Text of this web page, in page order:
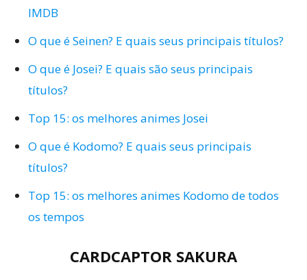
IMDB
O que é Seinen? E quais seus principais títulos?
O que é Josei? E quais são seus principais
títulos?
Top 15: os melhores animes Josei
O que é Kodomo? E quais seus principais
títulos?
Top 15: os melhores animes Kodomo de todos
os tempos
CARDCAPTOR SAKURA